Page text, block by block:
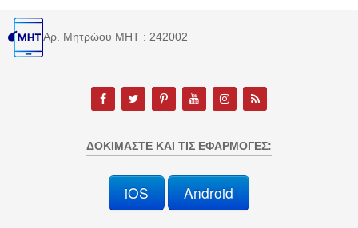
Αρ. Μητρώου MHT : 242002
ΔΟΚΙΜΆΣΤΕ ΚΑΙ ΤΙΣ ΕΦΑΡΜΟΓΈΣ:
iOS Android